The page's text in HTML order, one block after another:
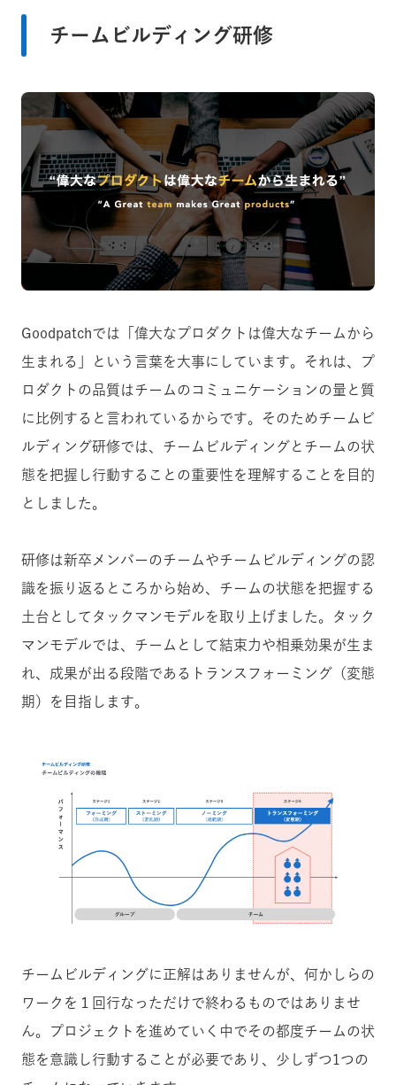
チームビルディング研修
Goodpatchでは「偉大なプロダクトは偉大なチームから
生まれる」という言葉を大事にしています。それは、プ
ロダクトの品質はチームのコミュニケーションの量と質
に比例すると言われているからです。そのためチームビ
ルディング研修では、チームビルディングとチームの状
態を把握し行動することの重要性を理解することを目的
としました。
研修は新卒メンバーのチームやチームビルディングの認
識を振り返るところから始め、チームの状態を把握する
土台としてタックマンモデルを取り上げました。タック
マンモデルでは、チームとして結束力や相乗効果が生ま
れ、成果が出る段階であるトランスフォーミング（変態
期）を目指します。
チームビルディングに正解はありませんが、何かしらの
ワークを１回行なっただけで終わるものではありませ
ん。プロジェクトを進めていく中でその都度チームの状
態を意識し行動することが必要であり、少しずつ1つの